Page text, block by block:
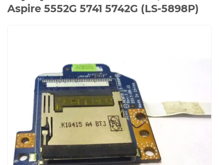
Aspire 5552G 5741 5742G (LS-5898P)